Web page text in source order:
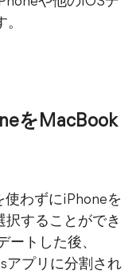
をMacBook
使わずにiPhoneを
択することができ
ートした後、
アプリに分割され